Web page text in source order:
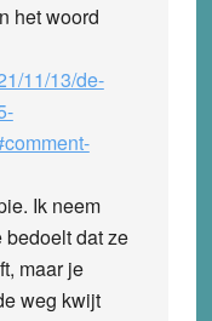
het woord
11/13/de-
Ik neem
bedoelt dat ze
maar je
weg kwijt